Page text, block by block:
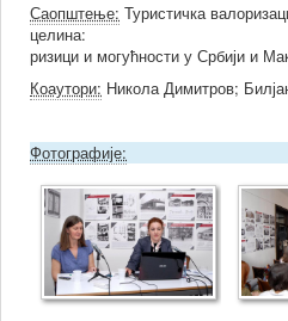
Саопштење: Туристичка
целина:
ризици и могућности у Србији и
Коаутори: Никола Димитров;
Фотографије: